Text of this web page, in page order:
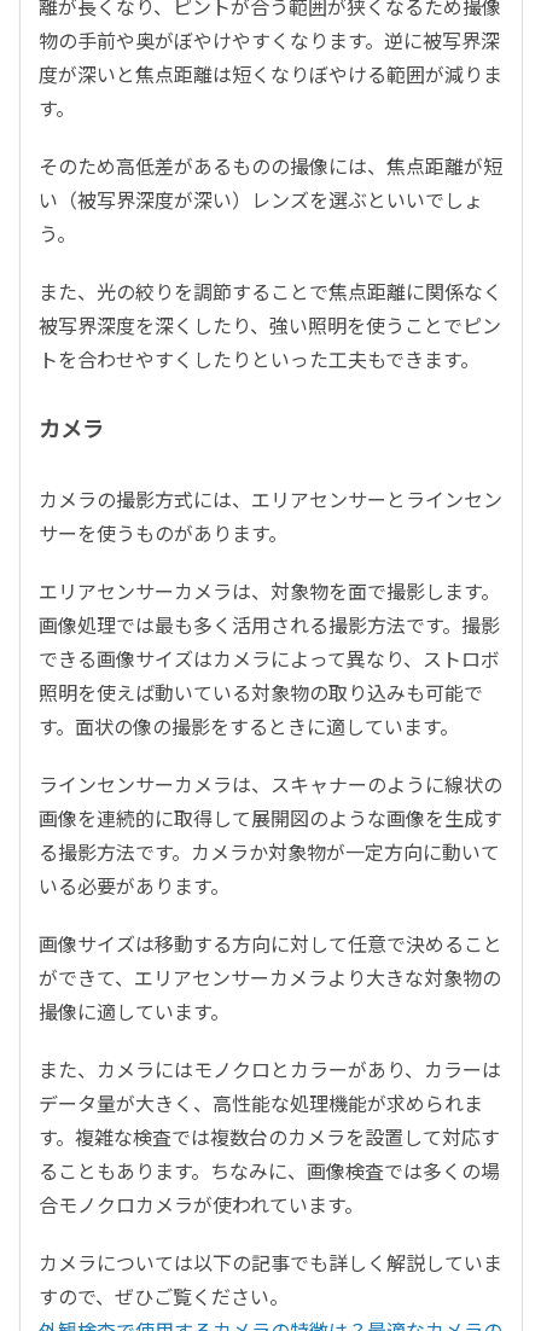
離が長くなり、ピントが合う範囲が狭くなるため撮像
物の手前や奥がぼやけやすくなります。逆に被写界深
度が深いと焦点距離は短くなりぼやける範囲が減りま
す。
そのため高低差があるものの撮像には、焦点距離が短
い（被写界深度が深い）レンズを選ぶといいでしょ
う。
また、光の絞りを調節することで焦点距離に関係なく
被写界深度を深くしたり、強い照明を使うことでピン
トを合わせやすくしたりといった工夫もできます。
カメラ
カメラの撮影方式には、エリアセンサーとラインセン
サーを使うものがあります。
エリアセンサーカメラは、対象物を面で撮影します。
画像処理では最も多く活用される撮影方法です。撮影
できる画像サイズはカメラによって異なり、ストロボ
照明を使えば動いている対象物の取り込みも可能で
す。面状の像の撮影をするときに適しています。
ラインセンサーカメラは、スキャナーのように線状の
画像を連続的に取得して展開図のような画像を生成す
る撮影方法です。カメラか対象物が一定方向に動いて
いる必要があります。
画像サイズは移動する方向に対して任意で決めること
ができて、エリアセンサーカメラより大きな対象物の
撮像に適しています。
また、カメラにはモノクロとカラーがあり、カラーは
データ量が大きく、高性能な処理機能が求められま
す。複雑な検査では複数台のカメラを設置して対応す
ることもあります。ちなみに、画像検査では多くの場
合モノクロカメラが使われています。
カメラについては以下の記事でも詳しく解説していま
すので、ぜひご覧ください。